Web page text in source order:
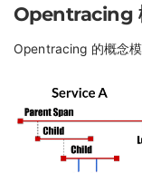
Opentracing
Opentracing 的概念模